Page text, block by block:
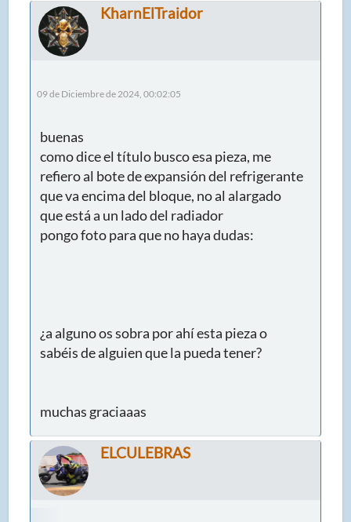
KharnElTraidor
09 de Diciembre de 2024, 00:02:05
buenas
como dice el título busco esa pieza, me
refiero al bote de expansión del refrigerante
que va encima del bloque, no al alargado
que está a un lado del radiador
pongo foto para que no haya dudas:
¿a alguno os sobra por ahí esta pieza o
sabéis de alguien que la pueda tener?
muchas graciaaas
ELCULEBRAS